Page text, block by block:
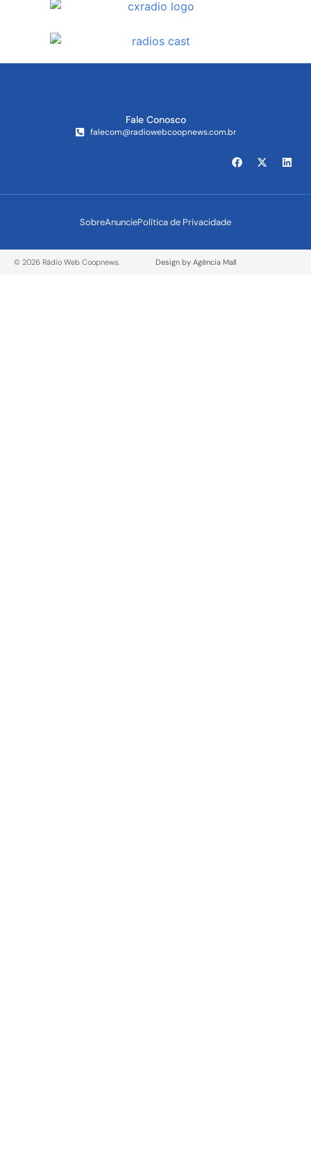
Fale Conosco
falecom@radiowebcoopnews.com.br
SobreAnunciePolítica de Privacidade
© 2026 Rádio Web Coopnews. Design by Agência Mall